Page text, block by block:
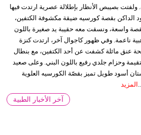
ولفتت بصيبص الأنظار بإطلالة عصرية ارتدت فيها
الداكن بقصة كورسيه ضيقة مكشوفة الكتفين،
واسعة، ونسقت معه حقيبة يد صغيرة باللون
ناعمة. وفي ظهور كاجوال آخر، ارتدت كنزة
عنق مائلة كشفت عن أحد الكتفين، مع بنطال
وحزام جلدي رفيع باللون البني. وعلى صعيد
أسود طويل تميز بقصّة الكورسيه العلوية
المزيد
آخر الأخبار الطبية